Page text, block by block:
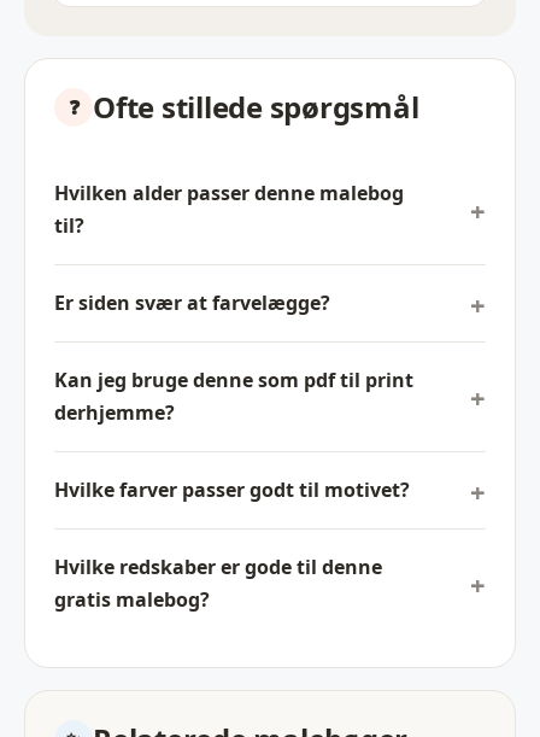
Ofte stillede spørgsmål
Hvilken alder passer denne malebog
til?
Er siden svær at farvelægge?
Kan jeg bruge denne som pdf til print
derhjemme?
Hvilke farver passer godt til motivet?
Hvilke redskaber er gode til denne
gratis malebog?